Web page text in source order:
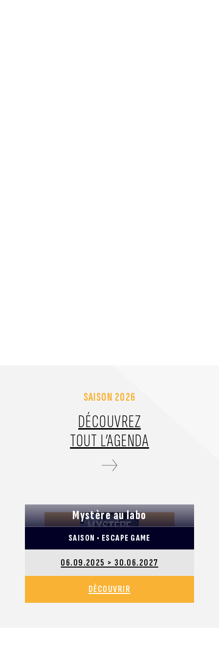
Mystère au labo
SAISON • ESCAPE GAME
06.09.2025 > 30.06.2027
DÉCOUVRIR
SAISON 2026
DÉCOUVREZ
TOUT L’AGENDA